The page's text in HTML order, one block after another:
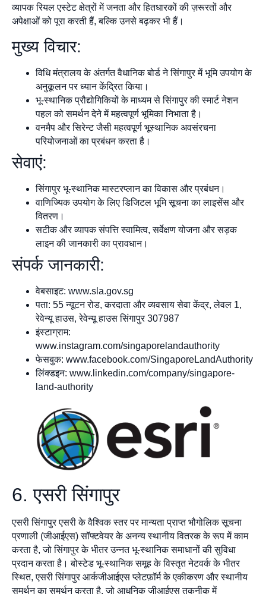
व्यापक रियल एस्टेट क्षेत्रों में जनता और हितधारकों की ज़रूरतों और
अपेक्षाओं को पूरा करती हैं, बल्कि उनसे बढ़कर भी हैं।
मुख्य विचार:
विधि मंत्रालय के अंतर्गत वैधानिक बोर्ड ने सिंगापुर में भूमि उपयोग के
अनुकूलन पर ध्यान केंद्रित किया।
भू-स्थानिक प्रौद्योगिकियों के माध्यम से सिंगापुर की स्मार्ट नेशन
पहल को समर्थन देने में महत्वपूर्ण भूमिका निभाता है।
वनमैप और सिरेन्ट जैसी महत्वपूर्ण भूस्थानिक अवसंरचना
परियोजनाओं का प्रबंधन करता है।
सेवाएं:
सिंगापुर भू-स्थानिक मास्टरप्लान का विकास और प्रबंधन।
वाणिज्यिक उपयोग के लिए डिजिटल भूमि सूचना का लाइसेंस और
वितरण।
सटीक और व्यापक संपत्ति स्वामित्व, सर्वेक्षण योजना और सड़क
लाइन की जानकारी का प्रावधान।
संपर्क जानकारी:
वेबसाइट: www.sla.gov.sg
पता: 55 न्यूटन रोड, करदाता और व्यवसाय सेवा केंद्र, लेवल 1,
रेवेन्यू हाउस, रेवेन्यू हाउस सिंगापुर 307987
इंस्टाग्राम:
www.instagram.com/singaporelandauthority
फेसबुक: www.facebook.com/SingaporeLandAuthority
लिंक्डइन: www.linkedin.com/company/singapore-
land-authority
6. एसरी सिंगापुर
एसरी सिंगापुर एसरी के वैश्विक स्तर पर मान्यता प्राप्त भौगोलिक सूचना
प्रणाली (जीआईएस) सॉफ्टवेयर के अनन्य स्थानीय वितरक के रूप में काम
करता है, जो सिंगापुर के भीतर उन्नत भू-स्थानिक समाधानों की सुविधा
प्रदान करता है। बोस्टेड भू-स्थानिक समूह के विस्तृत नेटवर्क के भीतर
स्थित, एसरी सिंगापुर आर्कजीआईएस प्लेटफ़ॉर्म के एकीकरण और स्थानीय
समर्थन का समर्थन करता है, जो आधुनिक जीआईएस तकनीक में